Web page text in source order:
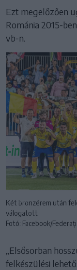
Ezt megelőzően
Románia 2015-
vb-n.
Két bronzérem után
válogatott
Fotó: Facebook/
„Elsősorban
felkészülési